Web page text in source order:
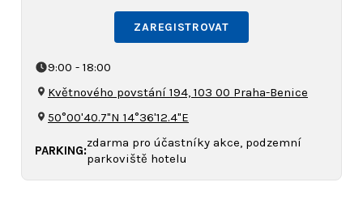
ZAREGISTROVAT
9:00 - 18:00
Květnového povstání 194, 103 00 Praha-Benice
50°00'40.7"N 14°36'12.4"E
PARKING:
zdarma pro účastníky akce, podzemní
parkoviště hotelu